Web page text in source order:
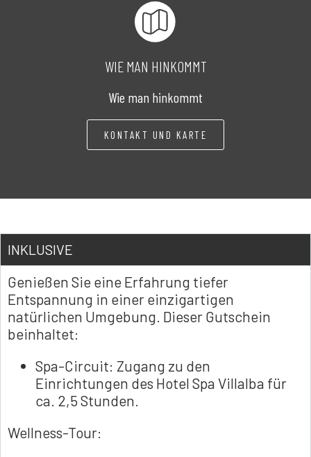
WIE MAN HINKOMMT
Wie man hinkommt
KONTAKT UND KARTE
INKLUSIVE
Genießen Sie eine Erfahrung tiefer
Entspannung in einer einzigartigen
natürlichen Umgebung. Dieser Gutschein
beinhaltet:
Spa-Circuit: Zugang zu den
Einrichtungen des Hotel Spa Villalba für
ca. 2,5 Stunden.
Wellness-Tour: